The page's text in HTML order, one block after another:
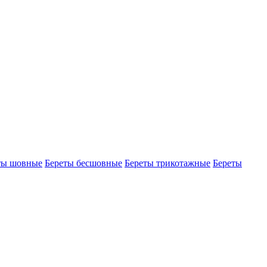
шовные Береты бесшовные Береты трикотажные Береты